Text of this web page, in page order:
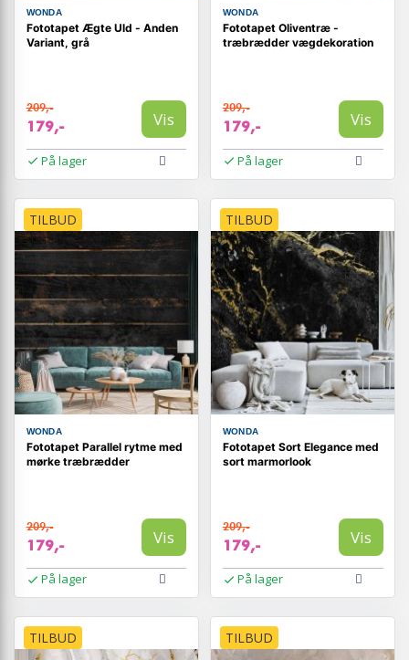
WONDA
Fototapet Ægte Uld - Anden
Variant, grå
209,-
179,- Vis
På lager
WONDA
Fototapet Oliventræ -
træbrædder vægdekoration
209,-
179,- Vis
På lager
TILBUD
WONDA
Fototapet Parallel rytme med
mørke træbrædder
209,-
179,- Vis
På lager
TILBUD
WONDA
Fototapet Sort Elegance med
sort marmorlook
209,-
179,- Vis
På lager
TILBUD TILBUD